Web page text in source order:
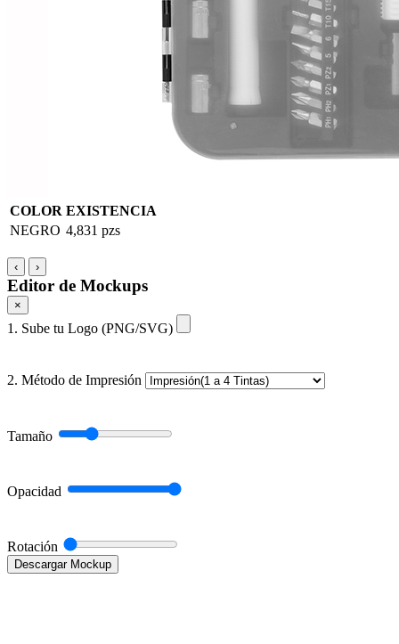
COLOR EXISTENCIA
NEGRO 4,831 pzs
‹ ›
Editor de Mockups
×
1. Sube tu Logo (PNG/SVG)
2. Método de Impresión
Tamaño
Opacidad
Rotación
Descargar Mockup